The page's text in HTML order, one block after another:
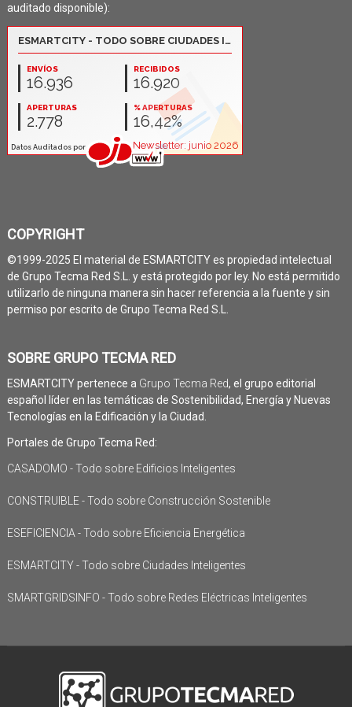
auditado disponible):
COPYRIGHT
©1999-2025 El material de ESMARTCITY es propiedad intelectual
de Grupo Tecma Red S.L. y está protegido por ley. No está permitido
utilizarlo de ninguna manera sin hacer referencia a la fuente y sin
permiso por escrito de Grupo Tecma Red S.L.
SOBRE GRUPO TECMA RED
ESMARTCITY pertenece a Grupo Tecma Red, el grupo editorial
español líder en las temáticas de Sostenibilidad, Energía y Nuevas
Tecnologías en la Edificación y la Ciudad.
Portales de Grupo Tecma Red:
CASADOMO - Todo sobre Edificios Inteligentes
CONSTRUIBLE - Todo sobre Construcción Sostenible
ESEFICIENCIA - Todo sobre Eficiencia Energética
ESMARTCITY - Todo sobre Ciudades Inteligentes
SMARTGRIDSINFO - Todo sobre Redes Eléctricas Inteligentes